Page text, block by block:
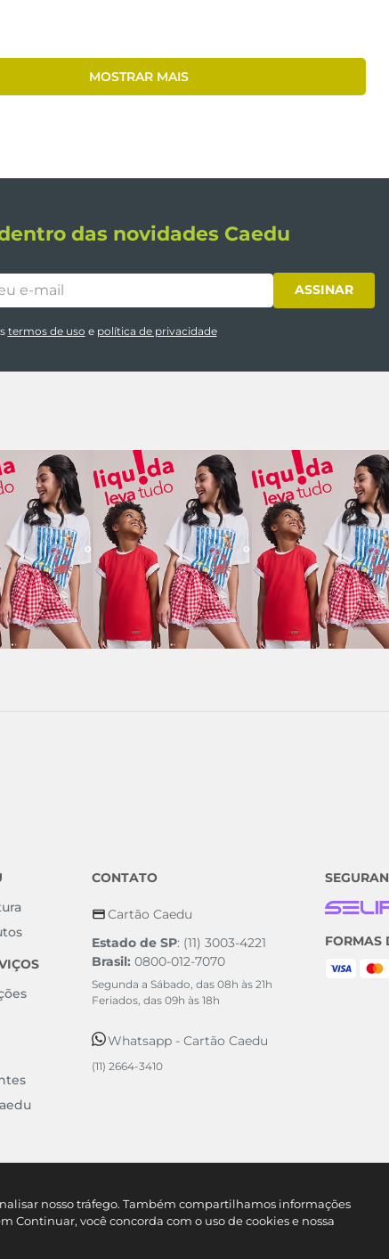
nosso tráfego. Também compartilhamos informações
Continuar, você concorda com o uso de cookies e nossa
MOSTRAR MAIS
das novidades Caedu
ASSINAR
termos de uso e política de privacidade
CONTATO
Cartão Caedu
Estado de SP: (11) 3003-4221
Brasil: 0800-012-7070
Segunda a Sábado, das 08h às 21h
Feriados, das 09h às 18h
Whatsapp - Cartão Caedu
(11) 2664-3410
FORMAS